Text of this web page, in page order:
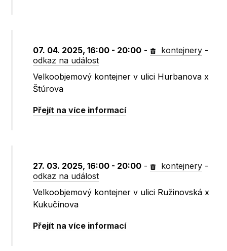
07. 04. 2025, 16:00 - 20:00 - kontejnery -
odkaz na událost
Velkoobjemový kontejner v ulici Hurbanova x
Štúrova
Přejít na více informací
27. 03. 2025, 16:00 - 20:00 - kontejnery -
odkaz na událost
Velkoobjemový kontejner v ulici Ružinovská x
Kukučínova
Přejít na více informací